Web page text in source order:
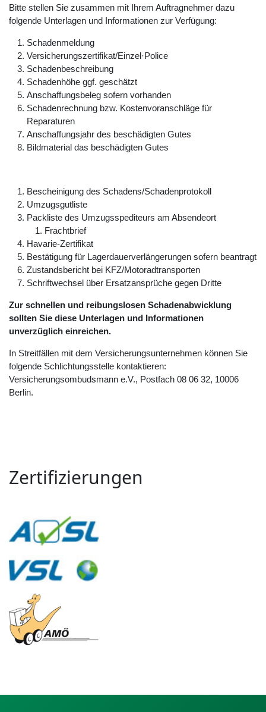
Bitte stellen Sie zusammen mit Ihrem Auftragnehmer dazu
folgende Unterlagen und Informationen zur Verfügung:
Schadenmeldung
Versicherungszertifikat/Einzel·Police
Schadenbeschreibung
Schadenhöhe ggf. geschätzt
Anschaffungsbeleg sofern vorhanden
Schadenrechnung bzw. Kostenvoranschläge für
Reparaturen
Anschaffungsjahr des beschädigten Gutes
Bildmaterial das beschädigten Gutes
Bescheinigung des Schadens/Schadenprotokoll
Umzugsgutliste
Packliste des Umzugsspediteurs am Absendeort
Frachtbrief
Havarie-Zertifikat
Bestätigung für Lagerdauerverlängerungen sofern beantragt
Zustandsbericht bei KFZ/Motoradtransporten
Schriftwechsel über Ersatzansprüche gegen Dritte
Zur schnellen und reibungslosen Schadenabwicklung
sollten Sie diese Unterlagen und Informationen
unverzüglich einreichen.
In Streitfällen mit dem Versicherungsunternehmen können Sie
folgende Schlichtungsstelle kontaktieren:
Versicherungsombudsmann e.V., Postfach 08 06 32, 10006
Berlin.
Zertifizierungen